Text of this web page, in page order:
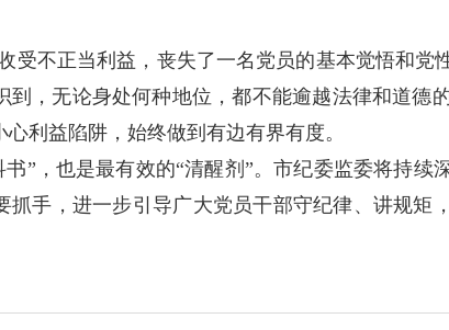
受不正当利益，丧失了一名党员的基本觉悟和
到，无论身处何种地位，都不能逾越法律和道德
利益陷阱，始终做到有边有界有度。
”，也是最有效的“清醒剂”。市纪委监委将持
抓手，进一步引导广大党员干部守纪律、讲规矩